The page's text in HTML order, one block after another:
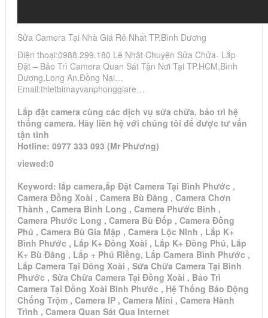
Sửa Camera Tại Nhà Giá Rẻ Nhất TP.Bình Dương
Điện thoại:0988.299.180 Lê Nhật Chuyên Sửa Chửa- Lắp
Đặt – Bảo Trì Camera Quan Sát Tận Nơi Tại TP.HCM,Bình
Dương,Long An,Đồng Nai…
Email:thietbimayvanphonggiare…
Lắp đặt camera cùng các dịch vụ sửa chữa, bảo trì hệ
thống camera. Hãy liên hệ với chúng tôi để được tư vấn
tận tình
Hotline: 0977 333 093 (Mr Phương)
viewed:0
Keyword: lắp camera,ắp Đặt Camera Tại Bình Phước ,
Camera Đồng Xoài , Camera Bù Đăng , Camera Chơn
Thành , Camera Bình Long , Camera Phước Bình ,
Camera Phước Long , Camera Bù Đốp , Camera Đồng
Phú , Camera Bù Gia Mập , Camera Lộc Ninh , Lắp K+
Bình Phước , Lắp K+ Đồng Xoài , Lắp K+ Đồng Phú, Lắp
K+ Bù Đăng , Lắp + Phú Riềng, Lắp Camera Bình Phước ,
Lắp Camera Tại Đồng Xoài , Sửa Chữa Camera Tại Bình
Phước , Sửa Chữa Camera Tại Đồng Xoài , Bảo Trì
Camera Tại Đồng Xoài Bình Phước , Hệ Thống Báo Động
Chống Trộm , Camera IP , Camera Mini , Camera Hành
Trình , Camera Quan Sát Qua Internet